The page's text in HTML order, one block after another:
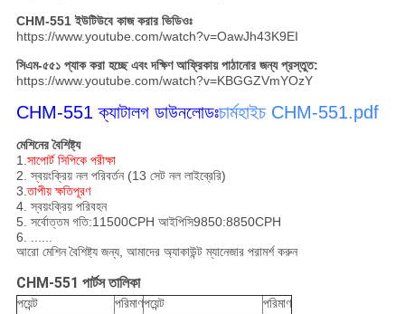
CHM-551 ইউটিউবে কাজ করার ভিডিওঃ
https://www.youtube.com/watch?v=OawJh43K9EI
সিএম-৫৫১ প্যাক করা হচ্ছে এবং দক্ষিণ আফ্রিকায় পাঠানোর জন্য প্রস্তুত:
https://www.youtube.com/watch?v=KBGGZVmYOzY
CHM-551 ক্যাটালগ ডাউনলোডঃচার্মহাইচ CHM-551.pdf
মেশিনের বৈশিষ্ট্য
1.সাপোর্ট সিপিকে পরীক্ষা
2. স্বয়ংক্রিয় নল পরিবর্তন (13 সেট নল লাইব্রেরি)
3.তাপীয় ক্ষতিপূরণ
4. স্বয়ংক্রিয় পরিবহন
5. সর্বোত্তম গতি:11500CPH আইপিসি9850:8850CPH
6. ......
আরো মেশিন বৈশিষ্ট্য জন্য, আমাদের অ্যাকাউন্ট ম্যানেজার পরামর্শ করুন
CHM-551 পার্টস তালিকা
পয়েন্ট পরিমাণপয়েন্ট
পরিমাণ